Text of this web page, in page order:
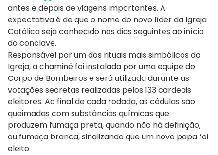
antes e depois de viagens importantes. A
expectativa é de que o nome do novo líder da Igreja
Católica seja conhecido nos dias seguintes ao início
do conclave.
Responsável por um dos rituais mais simbólicos da
Igreja, a chaminé foi instalada por uma equipe do
Corpo de Bombeiros e será utilizada durante as
votações secretas realizadas pelos 133 cardeais
eleitores. Ao final de cada rodada, as cédulas são
queimadas com substâncias químicas que
produzem fumaça preta, quando não há definição,
ou fumaça branca, sinalizando que um novo papa foi
eleito.